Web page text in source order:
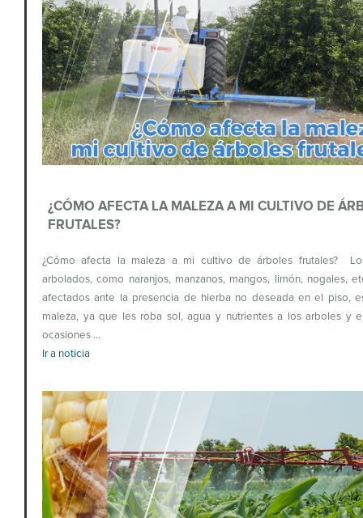
¿CÓMO AFECTA LA MALEZA A MI CULTIVO DE
FRUTALES?
¿Cómo afecta la maleza a mi cultivo de árboles frutales?
arbolados, como naranjos, manzanos, mangos, limón, nogales,
afectados ante la presencia de hierba no deseada en el piso,
maleza, ya que les roba sol, agua y nutrientes a los arboles y
ocasiones …
Ir a noticia